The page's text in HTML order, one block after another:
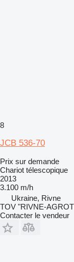
8
JCB 536-70
Prix sur demande
Chariot télescopique
2013
3.100 m/h
Ukraine, Rivne
TOV "RIVNE-
Contacter le vendeur